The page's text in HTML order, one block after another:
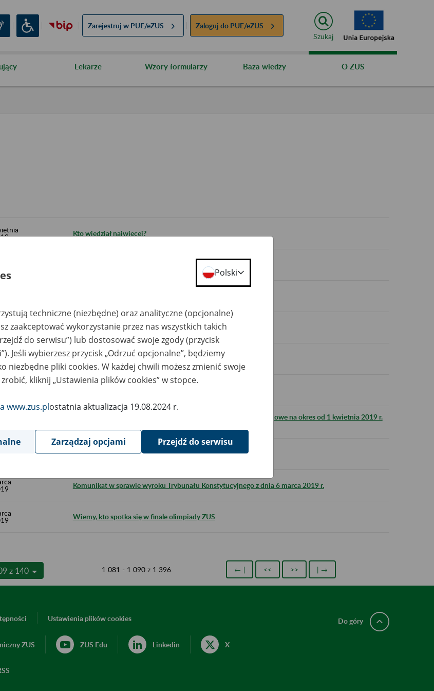
Zarejestruj w PUE/eZUS Zaloguj do PUE/eZUS
Szukaj
Lekarze Wzory formularzy Baza wiedzy O ZUS
Kto wiedział najwięcej?
Dla kogo jednorazowe świadczenie pieniężne
Upływa termin na złożenie wniosku dla kobiet z rocznika ‘53
ZUS przeszkoli firmy z kontroli zwolnień
Wysokość stóp procentowych składki na ubezpieczenie wypadkowe na okres od 1 kwietnia 2019 r.
Ponad pół miliona osób otrzymało zaświadczenia A1
Komunikat w sprawie wyroku Trybunału Konstytucyjnego z dnia 6 marca 2019 r.
Wiemy, kto spotka się w finale olimpiady ZUS
z 140 1 081 - 1 090 z 1 396. ← | << >> | →
Ustawienia plików cookies
ZUS ZUS Edu Linkedin X
Do góry
Polski
techniczne (niezbędne) oraz analityczne (opcjonalne)
zaakceptować wykorzystanie przez nas wszystkich takich
do serwisu”) lub dostosować swoje zgody (przycisk
Jeśli wybierzesz przycisk „Odrzuć opcjonalne”, będziemy
niezbędne pliki cookies. W każdej chwili możesz zmienić swoje
kliknij „Ustawienia plików cookies” w stopce.
www.zus.plostatnia aktualizacja 19.08.2024 r.
Zarządzaj opcjami Przejdź do serwisu